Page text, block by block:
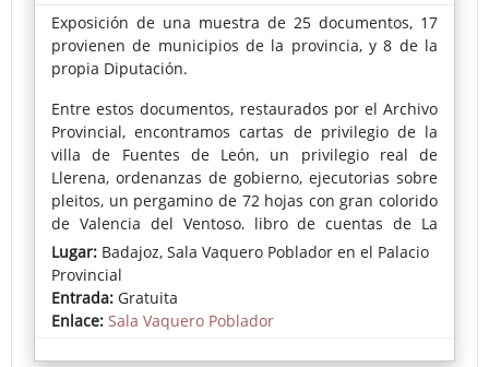
Exposición de una muestra de 25 documentos, 17
provienen de municipios de la provincia, y 8 de la
propia Diputación.
Entre estos documentos, restaurados por el Archivo
Provincial, encontramos cartas de privilegio de la
villa de Fuentes de León, un privilegio real de
Llerena, ordenanzas de gobierno, ejecutorias sobre
pleitos, un pergamino de 72 hojas con gran colorido
de Valencia del Ventoso, libro de cuentas de La
Parra o acuerdos plenarios de otros Ayuntamientos.
Sobre la Diputación se exhiben acuerdos de la
extinta Junta Suprema de Gobierno, sesiones
plenarias de 1835, libro de actas, correspondencia
de entrada de 1840, registro del personal entre 1925
Lugar: Badajoz, Sala Vaquero Poblador en el Palacio
Provincial
Entrada: Gratuita
Enlace: Sala Vaquero Poblador